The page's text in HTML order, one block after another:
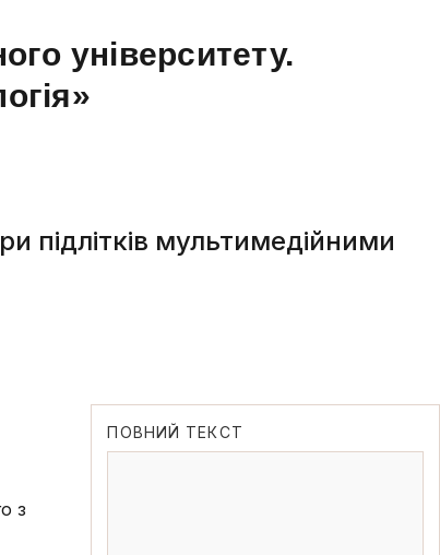
університету.
підлітків мультимедійними
з
ПОВНИЙ ТЕКСТ